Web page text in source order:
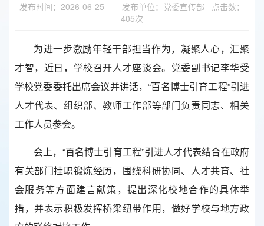
发布时间：2026-06-25
发布单位：党委宣传部 点击数：
405次
为进一步激励年轻干部担当作为，凝聚人心，汇聚
才智，近日，学校召开人才座谈会。党委副书记李华受
学校党委委托出席会议并讲话，“百名博士引育工程”引进
人才代表、组织部、教师工作部等部门负责同志、相关
工作人员参会。
会上，“百名博士引育工程”引进人才代表结合在政府
有关部门挂职锻炼经历，围绕科研协同、人才共育、社
会服务等方面建言献策，提出深化校地合作的具体举
措，并表示积极发挥桥梁纽带作用，做好学校与地方政